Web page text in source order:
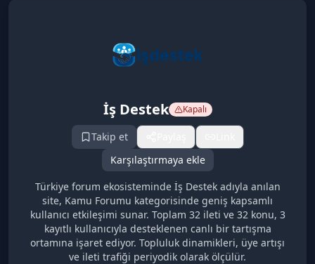
İş Destek Kapalı
Takip et
Karşılaştırmaya ekle
Türkiye forum ekosisteminde İş Destek adıyla anılan
site, Kamu Forumu kategorisinde geniş kapsamlı
kullanıcı etkileşimi sunar. Toplam 32 ileti ve 32 konu, 3
kayıtlı kullanıcıyla desteklenen canlı bir tartışma
ortamına işaret ediyor. Topluluk dinamikleri, üye artışı
ve ileti trafiği periyodik olarak ölçülür.